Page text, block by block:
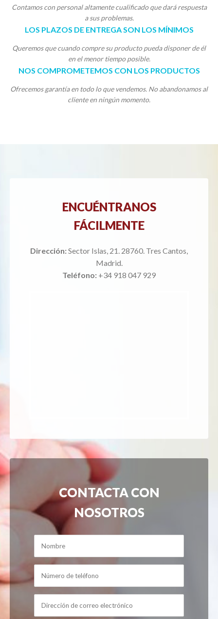
Contamos con personal altamente cualificado que dará respuesta
a sus problemas.
LOS PLAZOS DE ENTREGA SON LOS MÍNIMOS
Queremos que cuando compre su producto pueda disponer de él
en el menor tiempo posible.
NOS COMPROMETEMOS CON LOS PRODUCTOS
Ofrecemos garantía en todo lo que vendemos. No abandonamos al
cliente en ningún momento.
ENCUÉNTRANOS
FÁCILMENTE
Dirección:Sector Islas, 21. 28760. Tres Cantos,
Madrid.
Teléfono: +34 918 047 929
CONTACTA CON
NOSOTROS